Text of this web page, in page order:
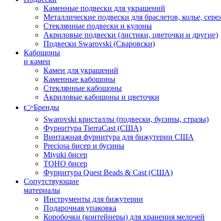
Каменные подвески для украшений
Металлические подвески для браслетов, колье,
Стеклянные подвески и кулоны
Акриловые подвески (листики, цветочки и другие)
Подвески Swarovski (Сваровски)
Кабошоны
и камеи
Камеи для украшений
Каменные кабошоны
Стеклянные кабошоны
Акриловые кабошоны и цветочки
👉Бренды
Swarovski кристаллы (подвески, бусины, стразы)
Фурнитура TierraCast (США)
Винтажная фурнитура для бижутерии США
Preciosa бисер и бусины
Miyuki бисер
TOHO бисер
Фурнитура Quest Beads & Cast (США)
Сопутствующие
материалы
Инструменты для бижутерии
Подарочная упаковка
Коробочки (контейнеры) для хранения мелочей